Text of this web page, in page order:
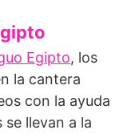
Egipto, los
la cantera
con la ayuda
se llevan a la